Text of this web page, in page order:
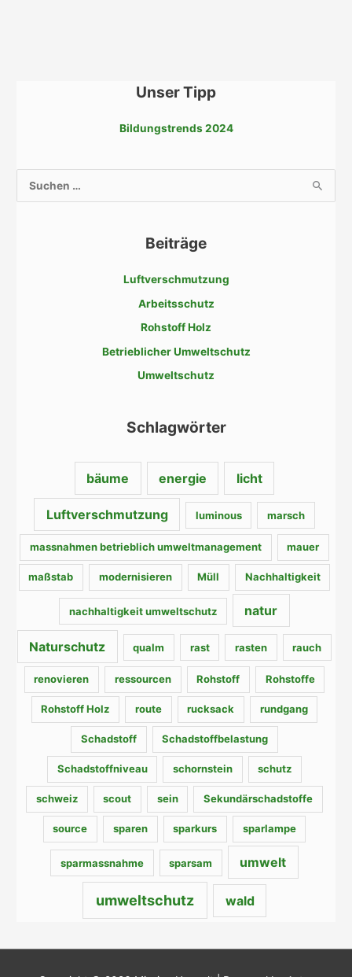
Unser Tipp
Bildungstrends 2024
u
Beiträge
Luftverschmutzung
Arbeitsschutz
Rohstoff Holz
Betrieblicher Umweltschutz
Umweltschutz
Schlagwörter
bäume energie licht
Luftverschmutzung luminous marsch
massnahmen betrieblich umweltmanagement mauer
maßstab modernisieren Müll Nachhaltigkeit
nachhaltigkeit umweltschutz natur
Naturschutz qualm rast rasten rauch
renovieren ressourcen Rohstoff Rohstoffe
Rohstoff Holz route rucksack rundgang
Schadstoff Schadstoffbelastung
Schadstoffniveau schornstein schutz
schweiz scout sein Sekundärschadstoffe
source sparen sparkurs sparlampe
sparmassnahme sparsam umwelt
umweltschutz wald